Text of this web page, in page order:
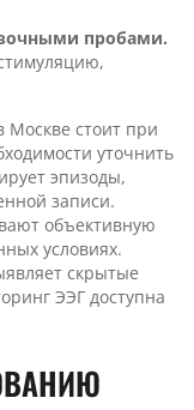
пробами.
Москве стоит при
уточнить
эпизоды,
записи.
объективную
условиях.
скрытые
ЭЭГ доступна